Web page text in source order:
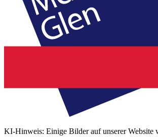
KI-Hinweis: Einige Bilder auf unserer Website